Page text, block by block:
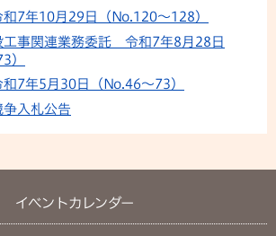
7年10月29日（No.120～128）
工事関連業務委託 令和7年8月28日
）
7年5月30日（No.46～73）
入札公告
イベントカレンダー